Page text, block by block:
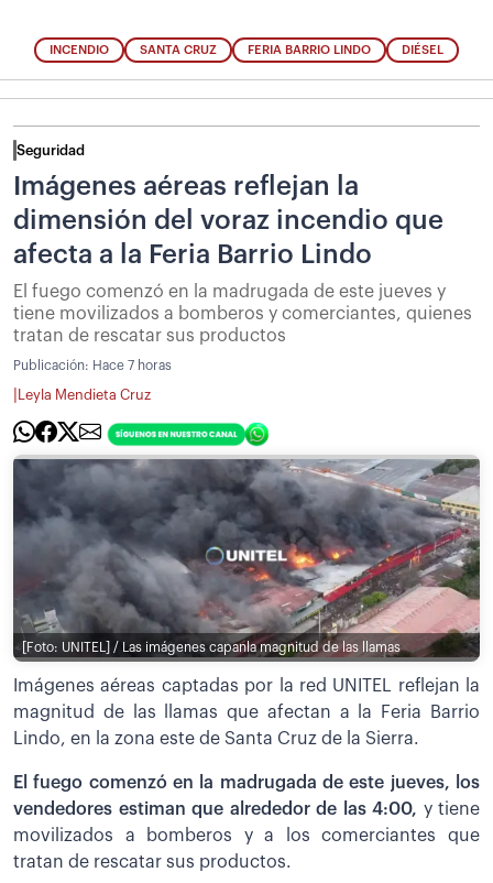
INCENDIO SANTA CRUZ FERIA BARRIO LINDO DIÉSEL
Seguridad
Imágenes aéreas reflejan la
dimensión del voraz incendio que
afecta a la Feria Barrio Lindo
El fuego comenzó en la madrugada de este jueves y
tiene movilizados a bomberos y comerciantes, quienes
tratan de rescatar sus productos
Publicación: Hace 7 horas
Leyla Mendieta Cruz
[Foto: UNITEL] / Las imágenes capanla magnitud de las llamas
Imágenes aéreas captadas por la red UNITEL reflejan la
magnitud de las llamas que afectan a la Feria Barrio
Lindo, en la zona este de Santa Cruz de la Sierra.
El fuego comenzó en la madrugada de este jueves, los
vendedores estiman que alrededor de las 4:00, y tiene
movilizados a bomberos y a los comerciantes que
tratan de rescatar sus productos.